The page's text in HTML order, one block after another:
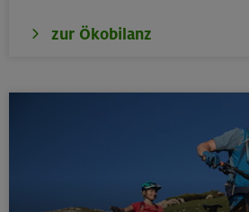
Kombikurs: Grund- und
zur Ökobilanz